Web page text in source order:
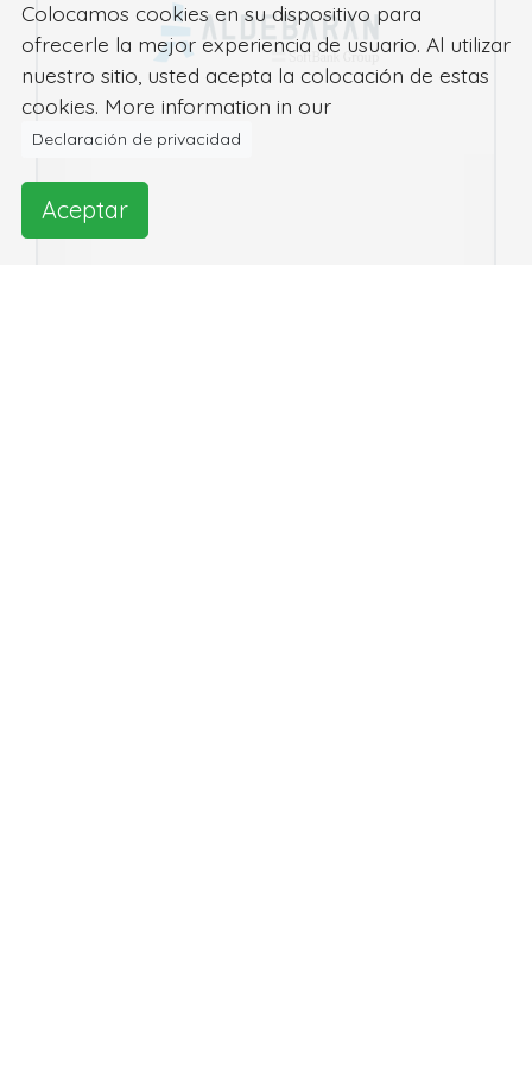
Colocamos cookies en su dispositivo para
ofrecerle la mejor experiencia de usuario. Al utilizar
nuestro sitio, usted acepta la colocación de estas
cookies. More information in our
Declaración de privacidad
Aceptar